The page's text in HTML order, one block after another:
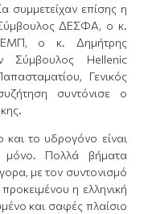
συμμετείχαν επίσης η
ΔΕΣΦΑ, ο κ.
ΕΜΠ, ο κ. Δημήτρης
Σύμβουλος Hellenic
Γενικός
συντόνισε ο
και το υδρογόνο είναι
Πολλά βήματα
με τον συντονισμό
η ελληνική
και σαφές πλαίσιο